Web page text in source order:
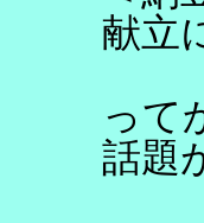
献立
って
話題